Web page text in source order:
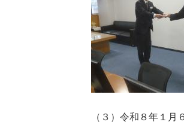
（３）令和８年１月